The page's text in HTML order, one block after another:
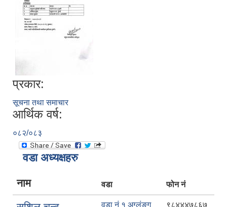
प्रकार:
सूचना तथा समाचार
आर्थिक वर्ष:
०८२/०८३
वडा अध्यक्षहरु
नाम वडा फोन नं
वडा नं १ अग्लुंङ्ग
९८४४४७८६७